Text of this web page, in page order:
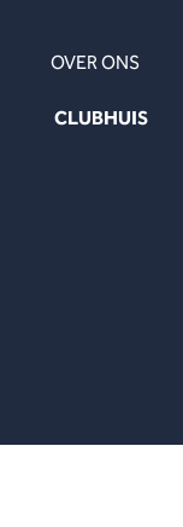
CLUBHUIS
OVER ONS